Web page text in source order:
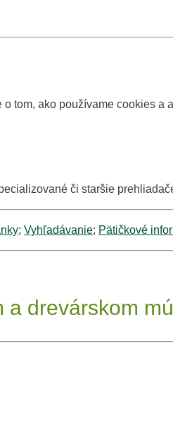
tom, ako používame cookies
či staršie
; Vyhľadávanie; Pätičkové
drevárskom